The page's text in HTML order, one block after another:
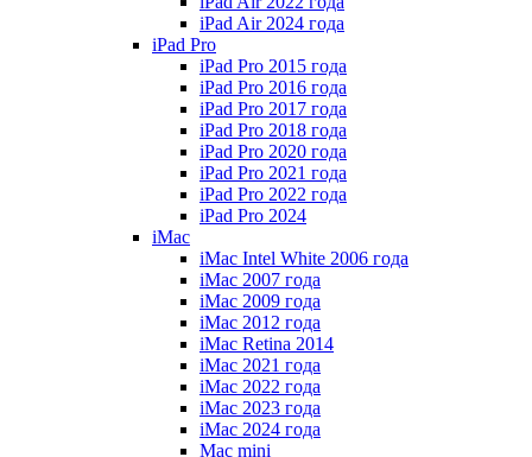
iPad Air 2024 года
iPad Pro
iPad Pro 2015 года
iPad Pro 2016 года
iPad Pro 2017 года
iPad Pro 2018 года
iPad Pro 2020 года
iPad Pro 2021 года
iPad Pro 2022 года
iPad Pro 2024
iMac
iMac Intel White 2006 года
iMac 2007 года
iMac 2009 года
iMac 2012 года
iMac Retina 2014
iMac 2021 года
iMac 2022 года
iMac 2023 года
iMac 2024 года
Mac mini